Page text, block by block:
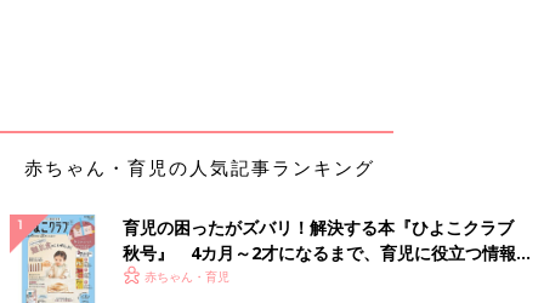
赤ちゃん・育児の人気記事ランキング
育児の困ったがズバリ！解決する本『ひよこクラブ
秋号』 4カ月～2才になるまで、育児に役立つ情報が
いっぱい！
赤ちゃん・育児